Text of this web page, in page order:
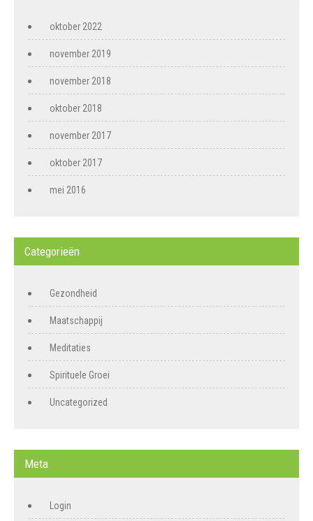
oktober 2022
november 2019
november 2018
oktober 2018
november 2017
oktober 2017
mei 2016
Categorieën
Gezondheid
Maatschappij
Meditaties
Spirituele Groei
Uncategorized
Meta
Login